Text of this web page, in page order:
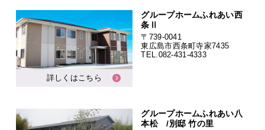
詳しくはこちら
グループホームふれあい西
条Ⅱ
〒739-0041
東広島市西条町寺家7435
TEL.082-431-4333
グループホームふれあい八
本松 /別邸 竹の里